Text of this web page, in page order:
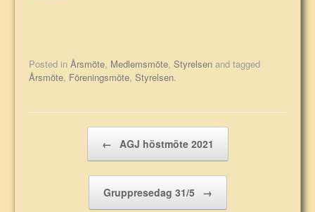
Posted in Årsmöte, Medlemsmöte, Styrelsen and tagged
Årsmöte, Föreningsmöte, Styrelsen.
← AGJ höstmöte 2021
Gruppresedag 31/5 →